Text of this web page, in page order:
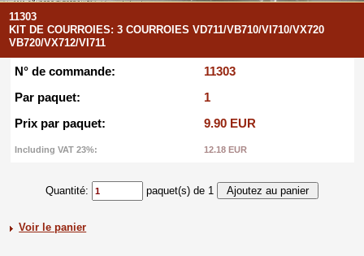
11303
KIT DE COURROIES: 3 COURROIES VD711/VB710/VI710/VX720
VB720/VX712/VI711
N° de commande:
11303
Par paquet:
1
Prix par paquet:
9.90 EUR
Including VAT 23%: 12.18 EUR
Quantité: paquet(s) de 1
Voir le panier